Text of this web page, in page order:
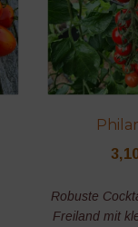
Robuste
Freiland mit